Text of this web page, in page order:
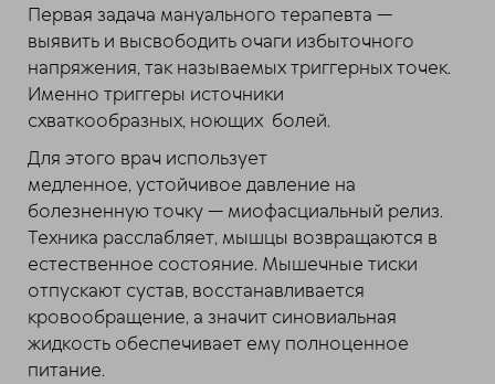
Первая задача мануального терапевта —
выявить и высвободить очаги избыточного
напряжения, так называемых триггерных точек.
Именно триггеры источники
схваткообразных, ноющих болей.
Для этого врач использует
медленное, устойчивое давление на
болезненную точку — миофасциальный релиз.
Техника расслабляет, мышцы возвращаются в
естественное состояние. Мышечные тиски
отпускают сустав, восстанавливается
кровообращение, а значит синовиальная
жидкость обеспечивает ему полноценное
питание.